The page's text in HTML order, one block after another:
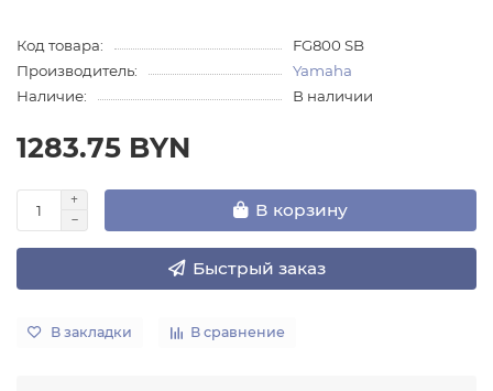
Код товара:
FG800 SB
Производитель:
Yamaha
Наличие:
В наличии
1283.75 BYN
В корзину
Быстрый заказ
В закладки В сравнение